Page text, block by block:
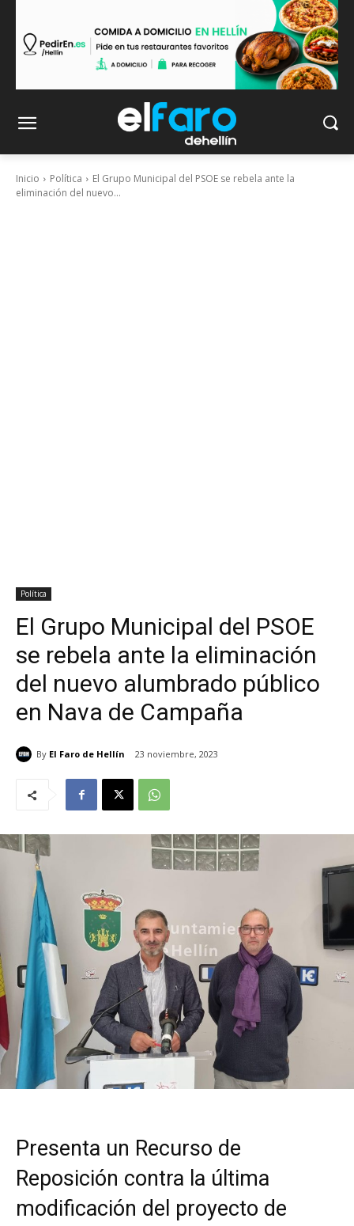
Inicio Política
El Grupo Municipal del PSOE se rebela ante la
eliminación del nuevo...
Política
El Grupo Municipal del PSOE
se rebela ante la eliminación
del nuevo alumbrado público
en Nava de Campaña
By El Faro de Hellín 23 noviembre, 2023
Presenta un Recurso de
Reposición contra la última
modificación del proyecto de